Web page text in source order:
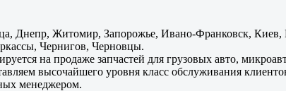
Днепр, Житомир, Запорожье, Ивано-Франковск,
Чернигов, Черновцы.
на продаже запчастей для грузовых авто,
высочайшего уровня класс обслуживания
менеджером.